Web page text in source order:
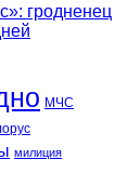
гродненец
МЧС
милиция